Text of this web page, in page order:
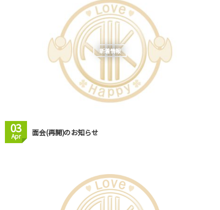
新着情報
03
Apr 面会(再開)のお知らせ